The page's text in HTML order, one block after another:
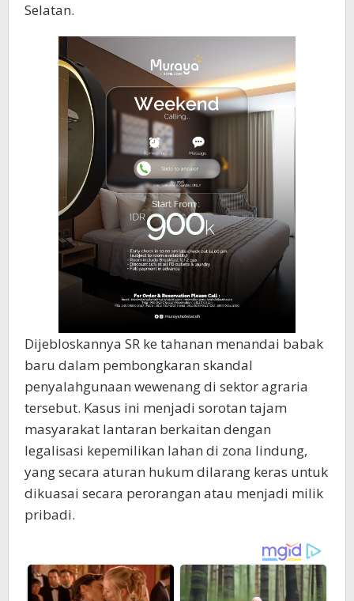
Selatan.
Dijebloskannya SR ke tahanan menandai babak
baru dalam pembongkaran skandal
penyalahgunaan wewenang di sektor agraria
tersebut. Kasus ini menjadi sorotan tajam
masyarakat lantaran berkaitan dengan
legalisasi kepemilikan lahan di zona lindung,
yang secara aturan hukum dilarang keras untuk
dikuasai secara perorangan atau menjadi milik
pribadi.